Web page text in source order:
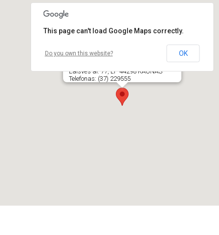
AMADENTA, odontologijos klinika, S.
Laisvės al. 77, LT- 44298 KAUNAS
Telefonas: (37) 229555
This page can't load Google Maps correctly.
Do you own this website? OK